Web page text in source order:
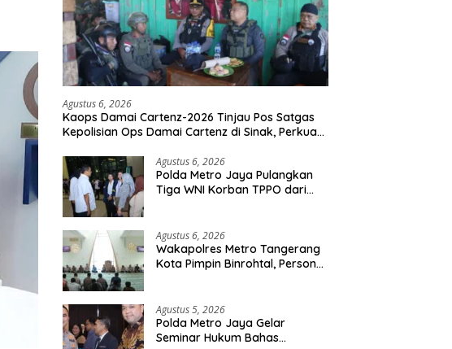
Agustus 6, 2026
Kaops Damai Cartenz-2026 Tinjau Pos Satgas
Kepolisian Ops Damai Cartenz di Sinak, Perkuat
Agustus 6, 2026
Polda Metro Jaya Pulangkan
Tiga WNI Korban TPPO dari
Agustus 6, 2026
Wakapolres Metro Tangerang
Kota Pimpin Binrohtal, Personel
Agustus 5, 2026
Polda Metro Jaya Gelar
Seminar Hukum Bahas